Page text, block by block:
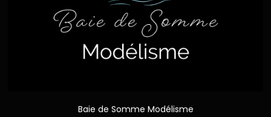
Baie de Somme Modélisme